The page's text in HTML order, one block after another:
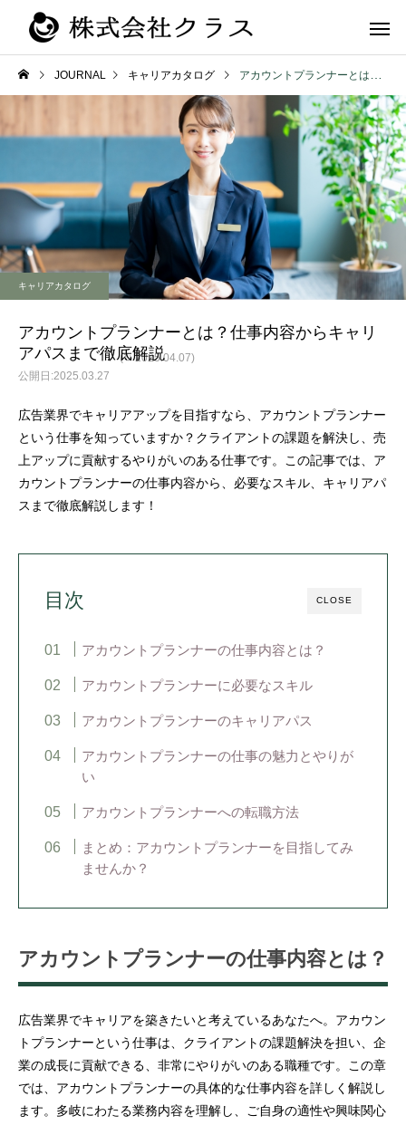
第二新卒・メ
ラス
JOURNAL キャリアカタログ アカウントプランナーとは？仕事内容からキャリアパスまで徹底解説
キャリアカタログ
アカウントプランナーとは？仕事内容からキャリ
アパスまで徹底解説
2025.03.27
(↻ 2025.04.07)
広告業界でキャリアアップを目指すなら、アカウントプランナー
という仕事を知っていますか？クライアントの課題を解決し、売
上アップに貢献するやりがいのある仕事です。この記事では、ア
カウントプランナーの仕事内容から、必要なスキル、キャリアパ
スまで徹底解説します！
CLOSE
目次
アカウントプランナーの仕事内容とは？
アカウントプランナーに必要なスキル
アカウントプランナーのキャリアパス
アカウントプランナーの仕事の魅力とやりが
い
アカウントプランナーへの転職方法
まとめ：アカウントプランナーを目指してみ
ませんか？
アカウントプランナーの仕事内容とは？
広告業界でキャリアを築きたいと考えているあなたへ。アカウン
トプランナーという仕事は、クライアントの課題解決を担い、企
業の成長に貢献できる、非常にやりがいのある職種です。この章
では、アカウントプランナーの具体的な仕事内容を詳しく解説し
ます。多岐にわたる業務内容を理解し、ご自身の適性や興味関心